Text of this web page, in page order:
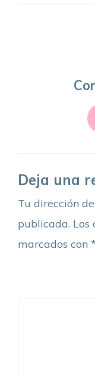
Deja una
Tu dirección
publicada. Los
marcados con *